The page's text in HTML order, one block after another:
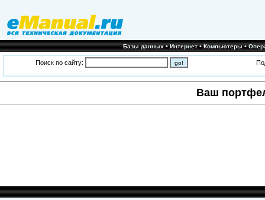
Базы данных•Интернет•Компьютеры•
Поиск по сайту:
Ваш